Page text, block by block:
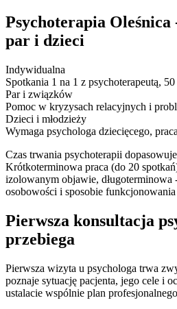
Psychoterapia
par i dzieci
Indywidualna
Spotkania 1 na 1 z psychoterapeutą,
Par i związków
Pomoc w kryzysach relacyjnych i
Dzieci i młodzieży
Wymaga psychologa dziecięcego,
Czas trwania psychoterapii
Krótkoterminowa praca (do 20
izolowanym objawie,
osobowości i sposobie
Pierwsza konsultacja
przebiega
Pierwsza wizyta u psychologa trwa
poznaje sytuację pacjenta, jego cele i
ustalacie wspólnie plan